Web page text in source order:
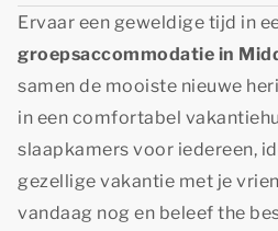
Ervaar een geweldige tijd in
groepsaccommodatie in
samen de mooiste nieuwe
in een comfortabel
slaapkamers voor iedereen,
gezellige vakantie met je
vandaag nog en beleef the